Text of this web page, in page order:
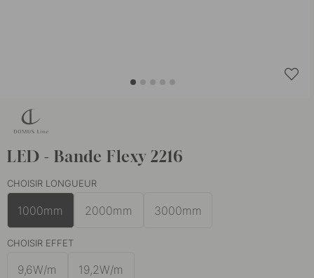
LED - Bande Flexy 2216
CHOISIR LONGUEUR
1000mm 2000mm 3000mm
CHOISIR EFFET
9,6W/m 19,2W/m